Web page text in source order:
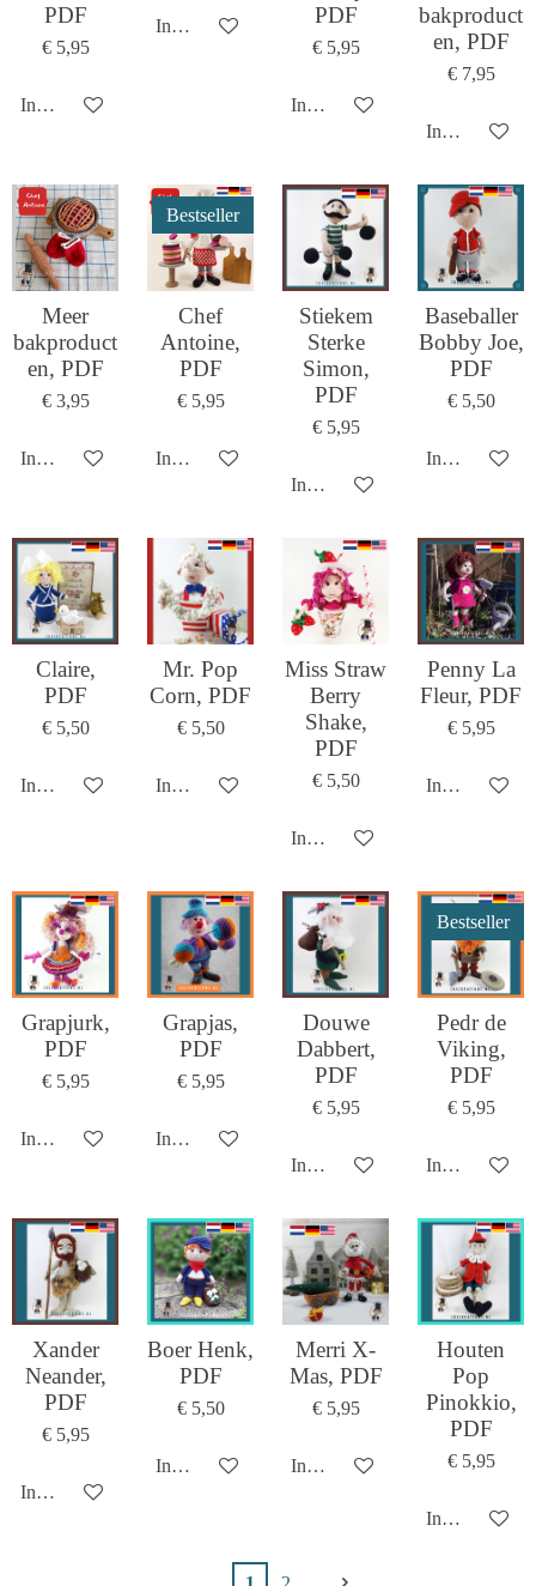
PDF
€ 5,95
In winkelwagen
In winkelwagen
PDF
€ 5,95
In winkelwagen
bakproduct
en, PDF
€ 7,95
In
Meer
bakproduct
en, PDF
€ 3,95
In winkelwagen
Bestseller
Chef
Antoine,
PDF
€ 5,95
In winkelwagen
Stiekem
Sterke
Simon,
PDF
€ 5,95
In winkelwagen
Baseballer
Bobby Joe,
PDF
€ 5,50
In
Claire,
PDF
€ 5,50
In winkelwagen
Mr. Pop
Corn, PDF
€ 5,50
In winkelwagen
Miss Straw
Berry
Shake,
PDF
€ 5,50
In winkelwagen
Penny La
Fleur, PDF
€ 5,95
In
Grapjurk,
PDF
€ 5,95
In winkelwagen
Grapjas,
PDF
€ 5,95
In winkelwagen
Douwe
Dabbert,
PDF
€ 5,95
In winkelwagen
Bestseller
Pedr de
Viking,
PDF
€ 5,95
In
Xander
Neander,
PDF
€ 5,95
In winkelwagen
Boer Henk,
PDF
€ 5,50
In winkelwagen
Merri X-
Mas, PDF
€ 5,95
In winkelwagen
Houten
Pop
Pinokkio,
PDF
€ 5,95
In